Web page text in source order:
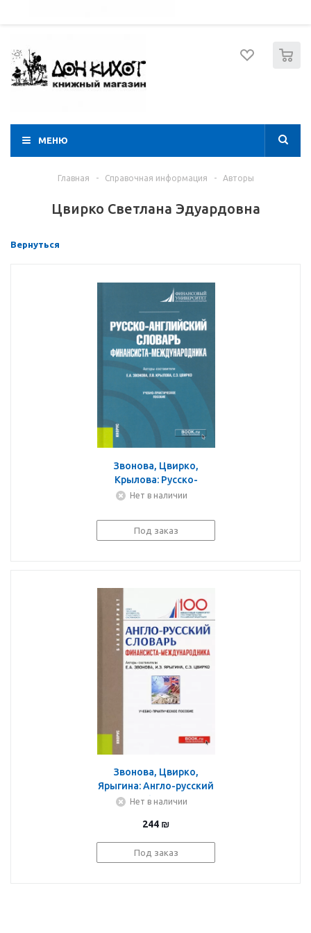
МЕНЮ
Главная - Справочная информация - Авторы
Цвирко Светлана Эдуардовна
Вернуться
Звонова, Цвирко,
Крылова: Русско-
английский словарь
международника.
Учебно-практическое
Нет в наличии
Под заказ
Звонова, Цвирко,
Ярыгина: Англо-русский
словарь финансиста-
Учебно-практическое
пособие
Нет в наличии
244 ₪
Под заказ